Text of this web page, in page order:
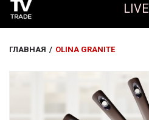
Товары Для Кухни
Фитнесс
LIVE
ГЛАВНАЯ / OLINA GRANITE